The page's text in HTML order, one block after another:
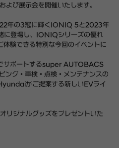
び展示会を開催いたします。
年の3冠に輝くIONIQ 5と2023年
登場し、IONIQシリーズの優れ
体験できる特別な今回のイベントに
サポートするsuper AUTOBACS
ング・車検・点検・メンテナンスの
がご提案する新しいEVライ
リジナルグッズをプレゼントいた